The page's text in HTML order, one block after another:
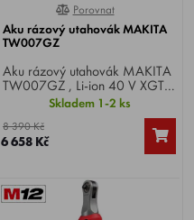
0%
Porovnat
Aku rázový utahovák MAKITA
TW007GZ
Aku rázový utahovák MAKITA
TW007GZ , Li-ion 40 V XGT,
otáčky 0 -
600/1200/1900/2300 min-
1, počet úderů 0 -
1200/2900 min-1, max.
utahovací moment 760 Nm,
2 kg.
Skladem 1-2 ks
8 390 Kč
6 658 Kč